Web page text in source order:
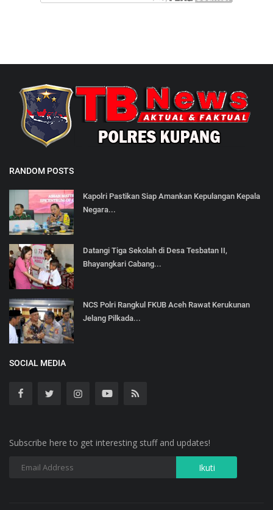
RANDOM POSTS
Kapolri Pastikan Siap Amankan Kepulangan Kepala
Negara...
Datangi Tiga Sekolah di Desa Tesbatan II,
Bhayangkari Cabang...
NCS Polri Rangkul FKUB Aceh Rawat Kerukunan
Jelang Pilkada...
SOCIAL MEDIA
Subscribe here to get interesting stuff and updates!